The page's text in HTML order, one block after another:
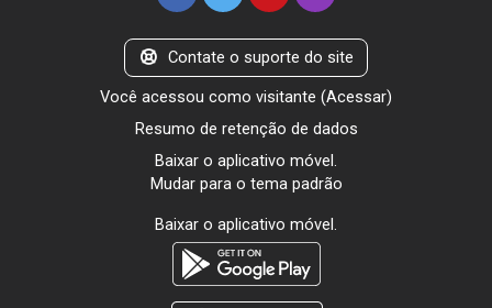
Contate o suporte do site
Você acessou como visitante (Acessar)
Resumo de retenção de dados
Baixar o aplicativo móvel.
Mudar para o tema padrão
Baixar o aplicativo móvel.